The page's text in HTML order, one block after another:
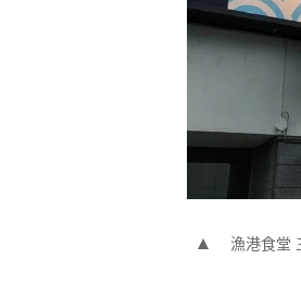
漁港食堂